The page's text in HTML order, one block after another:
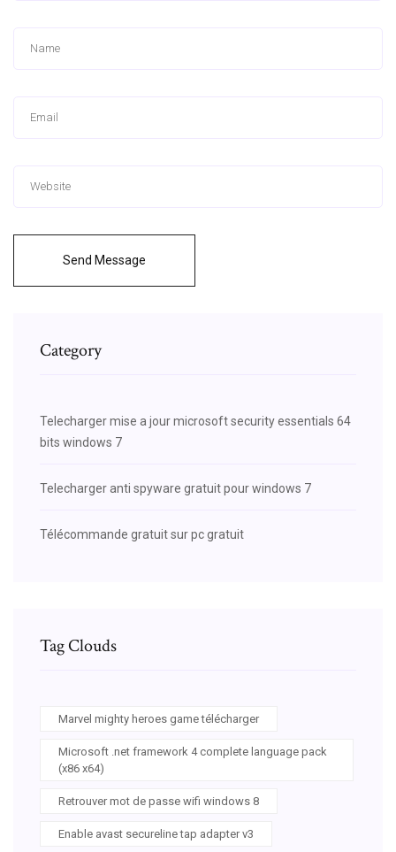
Send Message
Category
Telecharger mise a jour microsoft security essentials 64
bits windows 7
Telecharger anti spyware gratuit pour windows 7
Télécommande gratuit sur pc gratuit
Tag Clouds
Marvel mighty heroes game télécharger
Microsoft .net framework 4 complete language pack
(x86 x64)
Retrouver mot de passe wifi windows 8
Enable avast secureline tap adapter v3